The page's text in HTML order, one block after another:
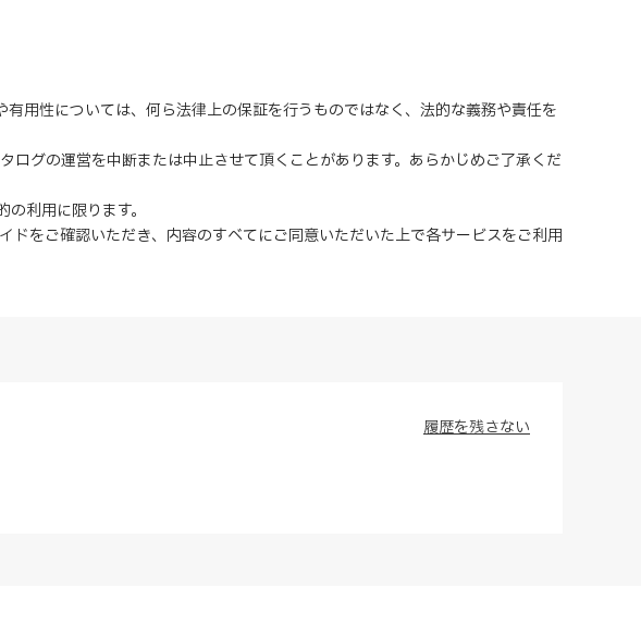
用性については、何ら法律上の保証を行うものではなく、法的な義務や責任を
グの運営を中断または中止させて頂くことがあります。あらかじめご了承くだ
利用に限ります。
ドをご確認いただき、内容のすべてにご同意いただいた上で各サービスをご利用
履歴を残さない